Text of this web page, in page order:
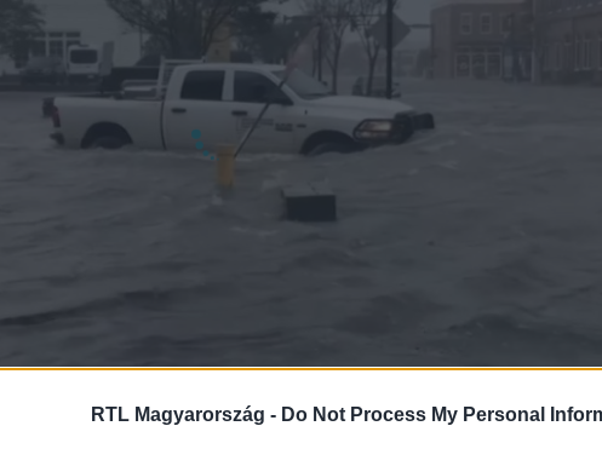
RTL Magyarország - Do Not Process My Personal